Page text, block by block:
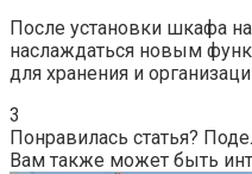
После установки шкафа
наслаждаться новым
для хранения и
3
Понравилась статья?
Вам также может быть